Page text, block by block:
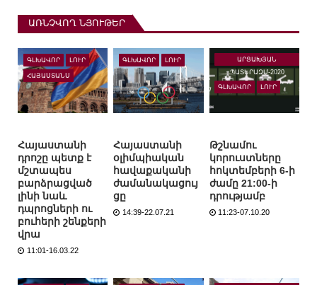
ԱՌՆՉՎՈՂ ՆՅՈՒԹԵՐ
ԳԼԽԱՎՈՐ ԼՈՒՐ
ՀԱՅԱՍՏԱՆՍ
Հայաստանի
դրոշը պետք է
մշտապես
բարձրացված
լինի նաև
դպրոցների ու
բուհերի շենքերի
վրա
11:01-16.03.22
ԳԼԽԱՎՈՐ ԼՈՒՐ
Հայաստանի
օլիմպիական
հավաքականի
ժամանակացույ
ցը
14:39-22.07.21
ԱՐՑԱԽՅԱՆ
ՊԱՏԵՐԱԶՄ-2020
ԳԼԽԱՎՈՐ ԼՈՒՐ
Թշնամու
կորուստները
հոկտեմբերի 6-ի
ժամը 21:00-ի
դրությամբ
11:23-07.10.20